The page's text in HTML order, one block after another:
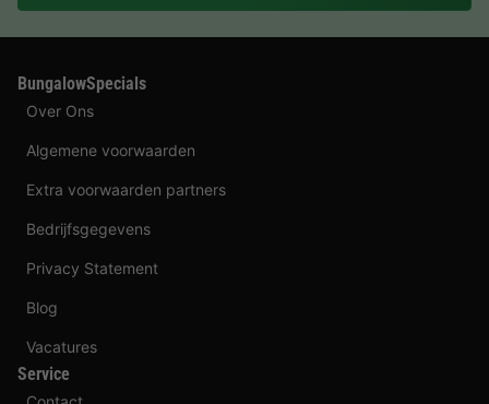
BungalowSpecials
Over Ons
Algemene voorwaarden
Extra voorwaarden partners
Bedrijfsgegevens
Privacy Statement
Blog
Vacatures
Service